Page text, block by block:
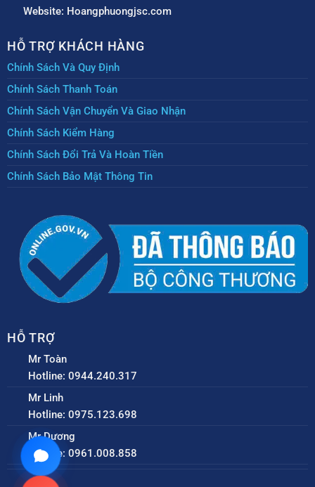
Website: Hoangphuongjsc.com
HỖ TRỢ KHÁCH HÀNG
Chính Sách Và Quy Định
Chính Sách Thanh Toán
Chính Sách Vận Chuyển Và Giao Nhận
Chính Sách Kiểm Hàng
Chính Sách Đổi Trả Và Hoàn Tiền
Chính Sách Bảo Mật Thông Tin
HỖ TRỢ
Mr Toàn
Hotline: 0944.240.317
Mr Linh
Hotline: 0975.123.698
Mr Dương
Hotline: 0961.008.858